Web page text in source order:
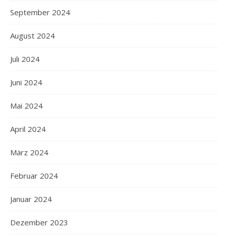
September 2024
August 2024
Juli 2024
Juni 2024
Mai 2024
April 2024
März 2024
Februar 2024
Januar 2024
Dezember 2023